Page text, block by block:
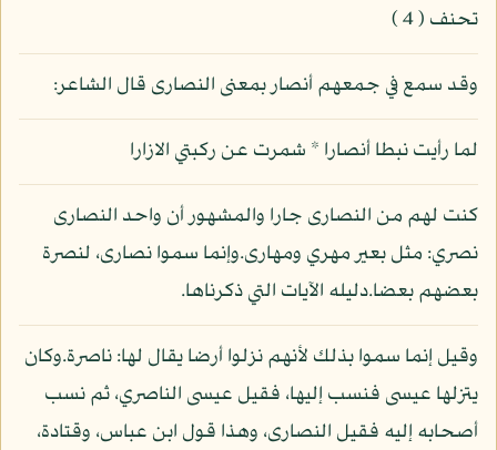
تحنف ( 4 )
وقد سمع في جمعهم أنصار بمعنى النصارى قال الشاعر:
لما رأيت نبطا أنصارا * شمرت عن ركبتي الازارا
كنت لهم من النصارى جارا والمشهور أن واحد النصارى
نصري: مثل بعير مهري ومهارى.وإنما سموا نصارى، لنصرة
بعضهم بعضا.دليله الآيات التي ذكرناها.
وقيل إنما سموا بذلك لأنهم نزلوا أرضا يقال لها: ناصرة.وكان
يتزلها عيسى فنسب إليها، فقيل عيسى الناصري، ثم نسب
أصحابه إليه فقيل النصارى، وهذا قول ابن عباس، وقتادة،